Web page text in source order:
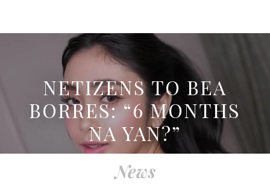
NETIZENS TO BEA
BORRES: “6 MONTHS
NA YAN?”
News